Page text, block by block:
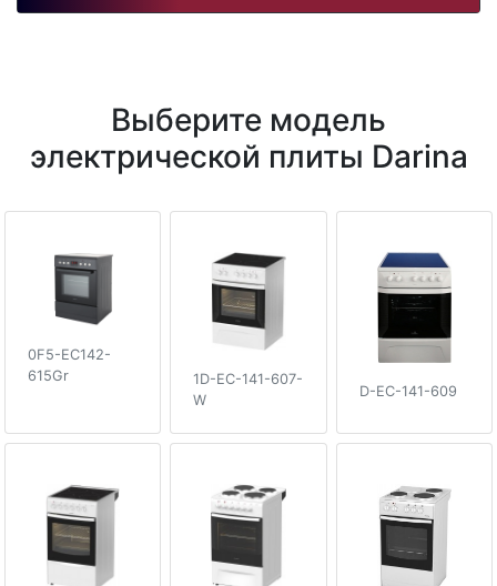
Выберите модель
электрической плиты Darina
0F5-EC142-
615Gr
1D-EC-141-607-
W
D-EC-141-609